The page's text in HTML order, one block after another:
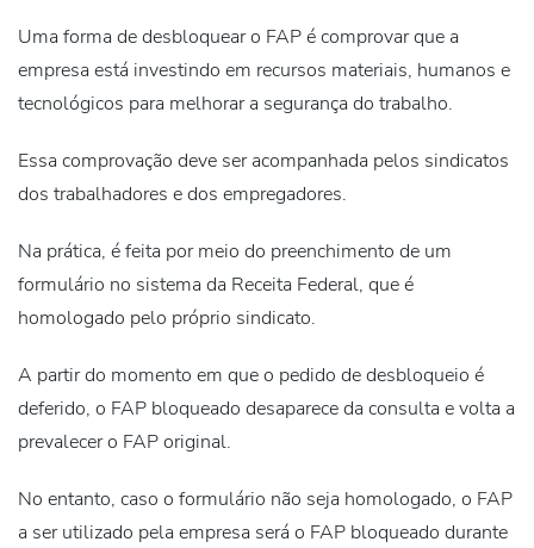
Uma forma de desbloquear o FAP é comprovar que a
empresa está investindo em recursos materiais, humanos e
tecnológicos para melhorar a segurança do trabalho.
Essa comprovação deve ser acompanhada pelos sindicatos
dos trabalhadores e dos empregadores.
Na prática, é feita por meio do preenchimento de um
formulário no sistema da Receita Federal, que é
homologado pelo próprio sindicato.
A partir do momento em que o pedido de desbloqueio é
deferido, o FAP bloqueado desaparece da consulta e volta a
prevalecer o FAP original.
No entanto, caso o formulário não seja homologado, o FAP
a ser utilizado pela empresa será o FAP bloqueado durante